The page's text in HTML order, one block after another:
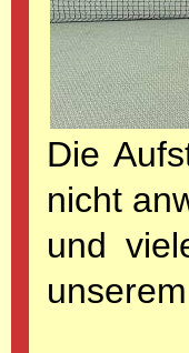
Die
nicht
und